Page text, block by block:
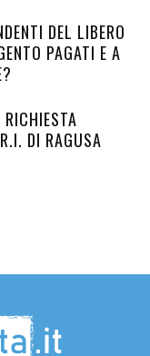
DEL LIBERO
PAGATI E A
RICHIESTA
DI RAGUSA